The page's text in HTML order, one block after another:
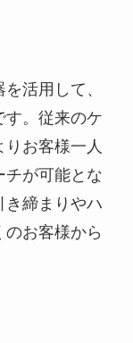
活用して、
す。従来のケ
お客様一人
チが可能とな
き締まりやハ
のお客様から